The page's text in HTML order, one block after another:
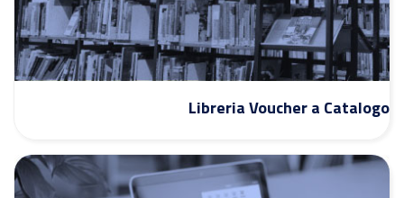
Libreria Voucher a Catalogo